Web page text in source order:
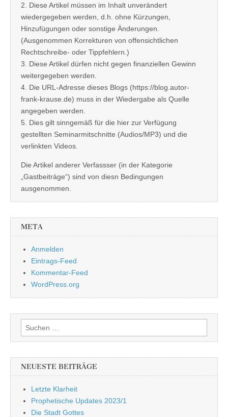
2. Diese Artikel müssen im Inhalt unverändert
wiedergegeben werden, d.h. ohne Kürzungen,
Hinzufügungen oder sonstige Änderungen.
(Ausgenommen Korrekturen von offensichtlichen
Rechtschreibe- oder Tippfehlern.)
3. Diese Artikel dürfen nicht gegen finanziellen Gewinn
weitergegeben werden.
4. Die URL-Adresse dieses Blogs (https://blog.autor-
frank-krause.de) muss in der Wiedergabe als Quelle
angegeben werden.
5. Dies gilt sinngemäß für die hier zur Verfügung
gestellten Seminarmitschnitte (Audios/MP3) und die
verlinkten Videos.
Die Artikel anderer Verfassser (in der Kategorie
„Gastbeiträge“) sind von diesn Bedingungen
ausgenommen.
META
Anmelden
Eintrags-Feed
Kommentar-Feed
WordPress.org
Suchen
nach:
NEUESTE BEITRÄGE
Letzte Klarheit
Prophetische Updates 2023/1
Die Stadt Gottes